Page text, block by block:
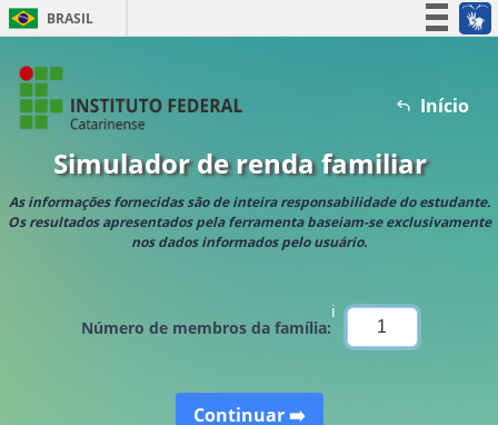
BRASIL
Acesso à informação
Canais
Início
Simulador de renda familiar
As informações fornecidas são de inteira responsabilidade do estudante.
Os resultados apresentados pela ferramenta baseiam-se exclusivamente
nos dados informados pelo usuário.
Número de membros da família:
ℹ️
Continuar ➡️